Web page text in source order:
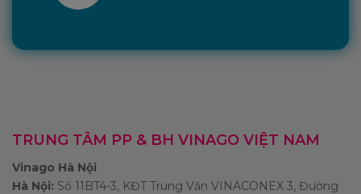
TRUNG TÂM PP & BH VINAGO VIỆT NAM
Vinago Hà Nội
Hà Nội: Số 11BT4-3, KĐT Trung Văn VINACONEX 3, Đường